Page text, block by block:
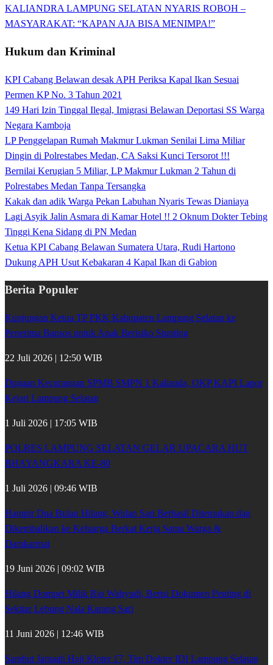
KALIANDRA LAMPUNG SELATAN NYARIS ROBOH –
MASYARAKAT: “KAPAN AJA BISA MENIMPA!”
Hukum dan Kriminal
KPI Cabang Belawan desak APH Periksa Kapal Ikan Sesuai
Permen KP No. 3 Tahun 2021
149 Hari Izin Tinggal Ilegal, Imigrasi Belawan Deportasi SS Warga
Negara Kamboja
LP Penggelapan Rumah Makmur Lukman Senilai Lima Miliar
Dingin di Polrestabes Medan, CA Saksi Kunci Tersorot !!!
Bernilai Kerugian 5 Miliar, LP Makmur Lukman 2 Tahun di
Polrestabes Medan Tanpa Tersangka
Kakak dan adik Warga Pekan Labuhan Nyaris Tewas Dianiaya
Lagi Asyik Jalin Asmara di Kamar Hotel !! 2 Oknum Dokter Tebing
Tinggi Kena Sidang di PN Medan
Ketua KPI Cabang Belawan Sumatera Utara, Rudi Hartono
Dukung APH Usut Kebakaran 4 Kapal Ikan di Gabion
Berita Populer
Kunjungan Ketua TP PKK Kabupaten Lampung Selatan ke
Penerima Bansos untuk Anak Berisiko Stunting
22 Juli 2026 | 12:50 WIB
Dugaan Kecurangan SPMB SMPN 1 Kalianda, OKP KAPI Lapor
Kejari Lampung Selatan
1 Juli 2026 | 17:05 WIB
POLRES LAMPUNG SELATAN GELAR UPACARA HUT
BHAYANGKARA KE-80
1 Juli 2026 | 09:46 WIB
Hampir Dua Bulan Hilang, Wulan Sari Berhasil Ditemukan dan
Dikembalikan ke Keluarga Berkat Kerja Sama Warga &
Damkarmat
19 Juni 2026 | 09:02 WIB
Hilang Dompet Milik Rio Wahyudi, Berisi Dokumen Penting di
Sekitar Lebung Nala Karang Sari
11 Juni 2026 | 12:46 WIB
Sambut Jamaah Haji Kloter 17, Tim Dokter IDI Lampung Selatan